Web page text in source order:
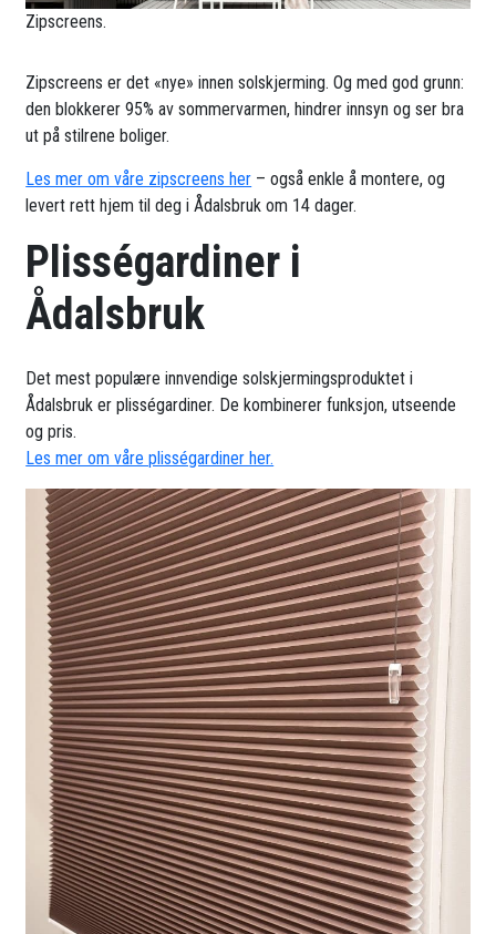
Zipscreens.
Zipscreens er det «nye» innen solskjerming. Og med god grunn:
den blokkerer 95% av sommervarmen, hindrer innsyn og ser bra
ut på stilrene boliger.
Les mer om våre zipscreens her – også enkle å montere, og
levert rett hjem til deg i Ådalsbruk om 14 dager.
Plisségardiner i
Ådalsbruk
Det mest populære innvendige solskjermingsproduktet i
Ådalsbruk er plisségardiner. De kombinerer funksjon, utseende
og pris.
Les mer om våre plisségardiner her.